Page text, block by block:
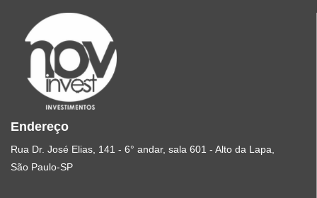
Endereço
Rua Dr. José Elias, 141 - 6° andar, sala 601 - Alto da Lapa,
São Paulo-SP